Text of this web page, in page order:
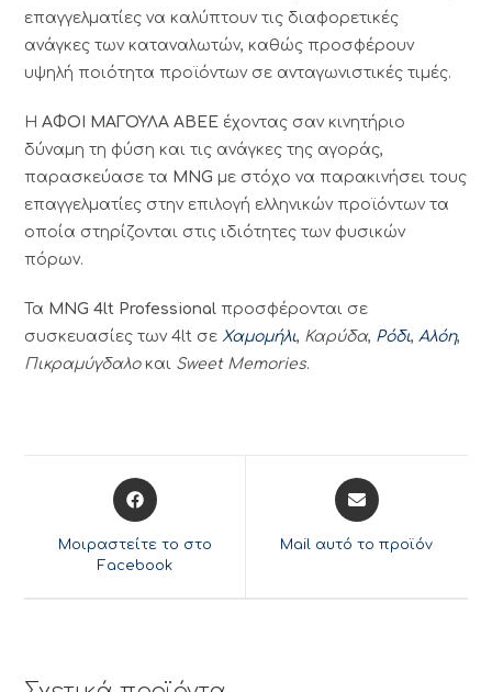
επαγγελματίες να καλύπτουν τις διαφορετικές
ανάγκες των καταναλωτών, καθώς προσφέρουν
υψηλή ποιότητα προϊόντων σε ανταγωνιστικές τιμές.
ΗΑΦΟΙ ΜΑΓΟΥΛΑ ΑΒΕΕ έχοντας σαν κινητήριο
δύναμη τη φύση και τις ανάγκες της αγοράς,
παρασκεύασε τα MNG με στόχο να παρακινήσει τους
επαγγελματίες στην επιλογή ελληνικών προϊόντων τα
οποία στηρίζονται στις ιδιότητες των φυσικών
πόρων.
Τα MNG 4lt Professionalπροσφέρονται σε
συσκευασίες των 4lt σε Χαμομήλι, Καρύδα, Ρόδι, Αλόη,
Πικραμύγδαλοκαι Sweet Memories.
Opens
in
new
Μοιραστείτε το στο
Facebook
Opens
in
Mail αυτό το προϊόν